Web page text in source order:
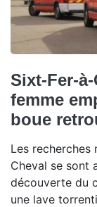
Sixt-Fer-
femme
boue
Les recherches
Cheval se sont
découverte du
une lave